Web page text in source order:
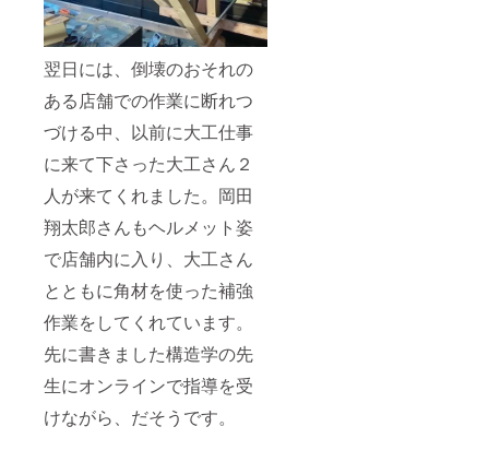
翌日には、倒壊のおそれの
ある店舗での作業に断れつ
づける中、以前に大工仕事
に来て下さった大工さん２
人が来てくれました。岡田
翔太郎さんもヘルメット姿
で店舗内に入り、大工さん
とともに角材を使った補強
作業をしてくれています。
先に書きました構造学の先
生にオンラインで指導を受
けながら、だそうです。